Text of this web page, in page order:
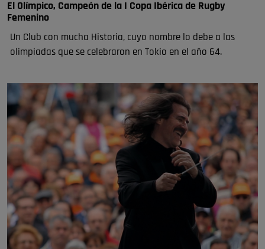
El Olímpico, Campeón de la I Copa Ibérica de Rugby
Femenino
Un Club con mucha Historia, cuyo nombre lo debe a las
olimpiadas que se celebraron en Tokio en el año 64.